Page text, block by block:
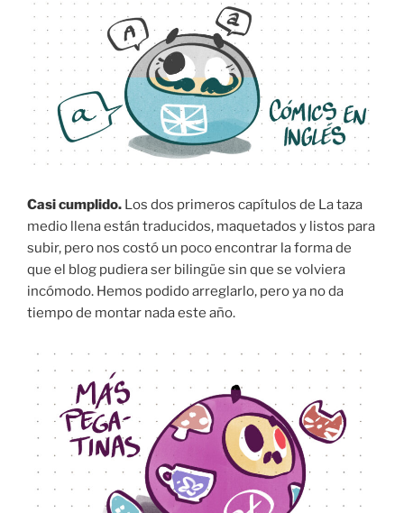
Casi cumplido. Los dos primeros capítulos de La taza
medio llena están traducidos, maquetados y listos para
subir, pero nos costó un poco encontrar la forma de
que el blog pudiera ser bilingüe sin que se volviera
incómodo. Hemos podido arreglarlo, pero ya no da
tiempo de montar nada este año.